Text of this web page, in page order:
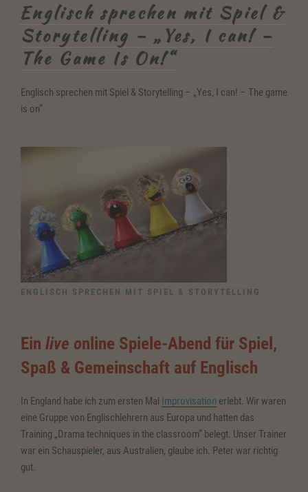
powered by
Usercentrics Consent
Management Platform&eRecht24
Englisch sprechen mit Spiel &
Storytelling – „Yes, I can! –
The Game Is On!“
Englisch sprechen mit Spiel & Storytelling – „Yes, I can! – The game
is on“
ENGLISCH SPRECHEN MIT SPIEL & STORYTELLING
Ein live online Spiele-Abend für Spiel,
Spaß & Gemeinschaft auf Englisch
In England habe ich zum ersten Mal Improvisation erlebt. Wir waren
eine Gruppe von Englischlehrern aus Europa und hatten das
Training „Drama techniques in the classroom“ belegt. Unser Trainer
war ein Schauspieler, aus Australien, glaube ich. Peter war richtig
gut.